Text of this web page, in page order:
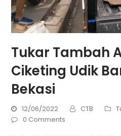
Tukar Tambah
Ciketing Udik
Bekasi
12/06/2022 CTB
0 Comments